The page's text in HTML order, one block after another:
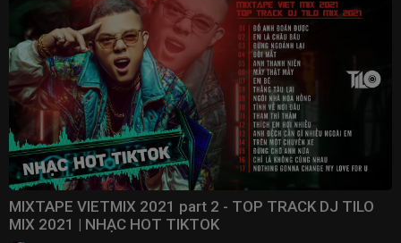
MIXTAPE VIETMIX 2021 part 2 - TOP TRACK DJ TILO
MIX 2021 | NHẠC HOT TIKTOK